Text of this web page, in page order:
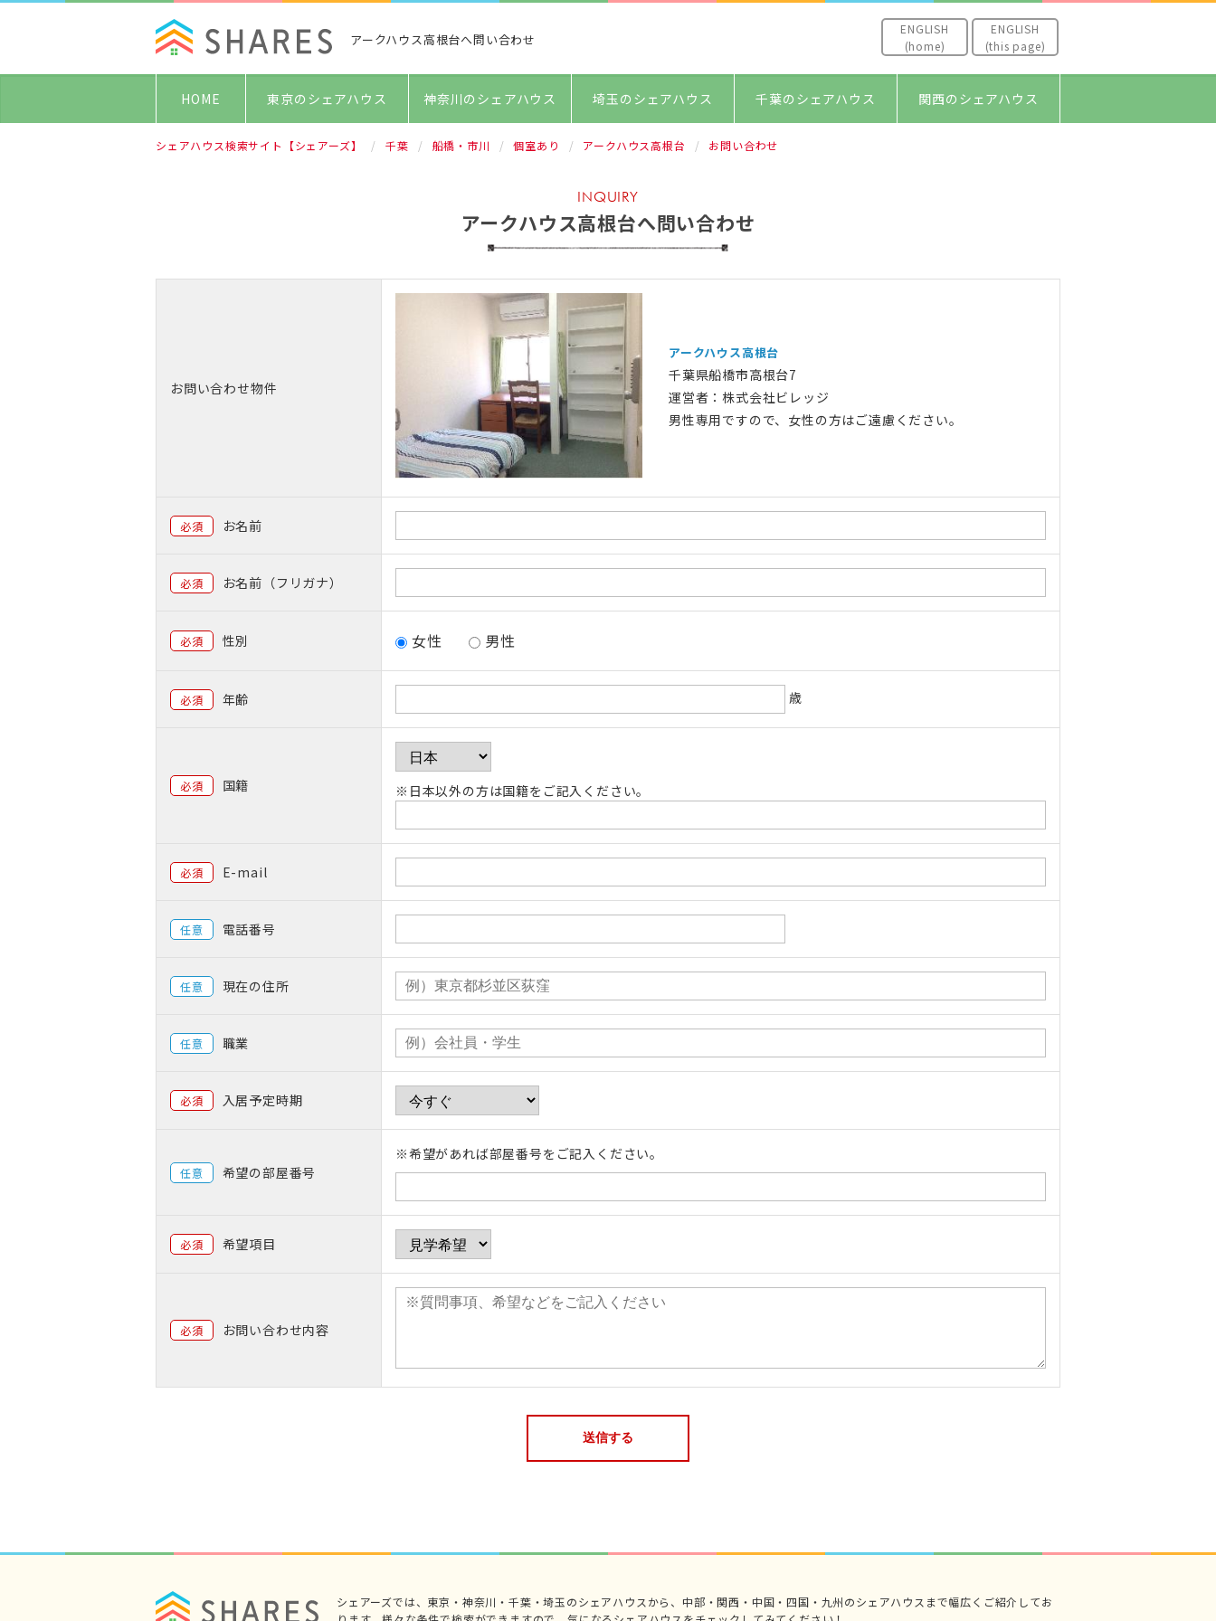
アークハウス高根台へ問い合わせ
ENGLISH
(home)
ENGLISH
(this page)
HOME 東京のシェアハウス 神奈川のシェアハウス 埼玉のシェアハウス 千葉のシェアハウス 関西のシェアハウス
シェアハウス検索サイト【シェアーズ】 千葉 船橋・市川 個室あり アークハウス高根台 お問い合わせ
INQUIRY
アークハウス高根台へ問い合わせ
お問い合わせ物件
アークハウス高根台
千葉県船橋市高根台7
運営者：株式会社ビレッジ
男性専用ですので、女性の方はご遠慮ください。
必須 お名前
必須 お名前（フリガナ）
必須 性別 女性 男性
必須 年齢 歳
必須 国籍 ※日本以外の方は国籍をご記入ください。
必須 E-mail
任意 電話番号
任意 現在の住所
任意 職業
必須 入居予定時期
任意 希望の部屋番号
※希望があれば部屋番号をご記入ください。
必須 希望項目
必須 お問い合わせ内容
シェアーズでは、東京・神奈川・千葉・埼玉のシェアハウスから、中部・関西・中国・四国・九州のシェアハウスまで幅広くご紹介してお